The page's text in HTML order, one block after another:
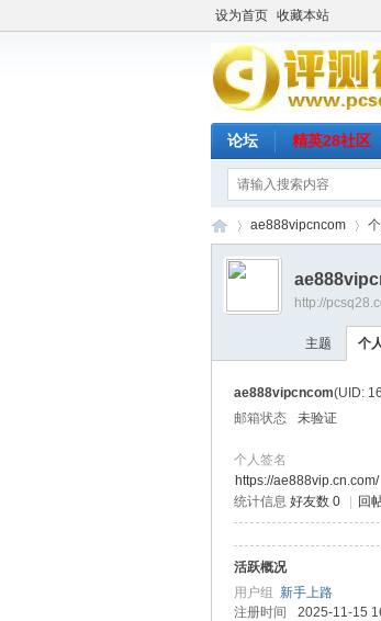
设为首页 收藏本站
论坛 精英28社区
›
ae888vipcncom
http://
主题 个
ae888vipcncom(UID:
邮箱状态
未验证
个人签名
https://ae888vip.cn.com/
统计信息 好友数 0 回
活跃概况
用户组 新手上路
注册时间
2025-11-15